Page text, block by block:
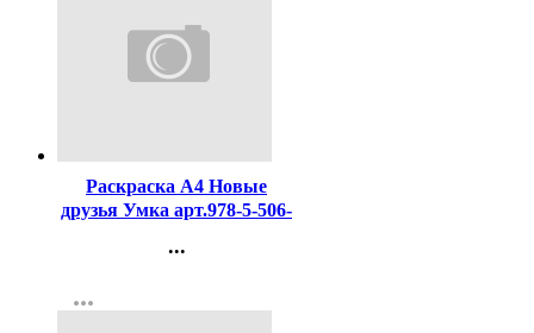
Раскраска А4 Новые
друзья Умка арт.978-5-506-
...
Регистрация
more_horiz